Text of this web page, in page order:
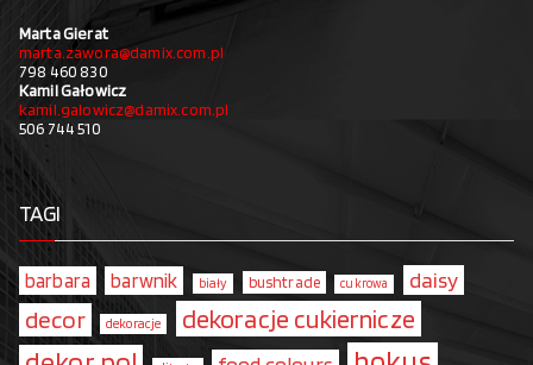
Marta Gierat
marta.zawora@damix.com.pl
798 460 830
Kamil Gałowicz
kamil.galowicz@damix.com.pl
506 744 510
TAGI
barbara barwnik biały bushtrade cukrowa daisy
decor dekoracje dekoracje cukiernicze